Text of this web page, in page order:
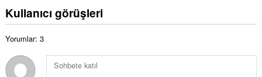
s
ı
y
s
ı
s
l
o
y
Kullanıcı görüşleri
Yorumlar: 3